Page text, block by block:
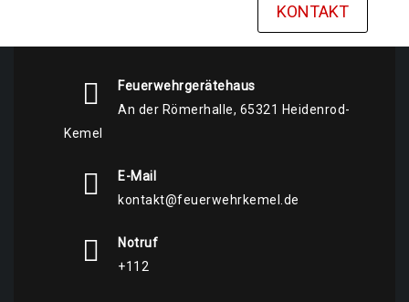
KONTAKT
Feuerwehrgerätehaus
An der Römerhalle, 65321 Heidenrod-
Kemel
E-Mail
kontakt@feuerwehrkemel.de
Notruf
+112